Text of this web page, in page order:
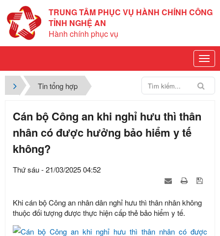
TRUNG TÂM PHỤC VỤ HÀNH CHÍNH CÔNG
TỈNH NGHỆ AN
Hành chính phục vụ
Tin tổng hợp
Cán bộ Công an khi nghỉ hưu thì thân
nhân có được hưởng bảo hiểm y tế
không?
Thứ sáu - 21/03/2025 04:52
Khi cán bộ Công an nhân dân nghỉ hưu thì thân nhân không
thuộc đối tượng được thực hiện cấp thẻ bảo hiểm y tế.